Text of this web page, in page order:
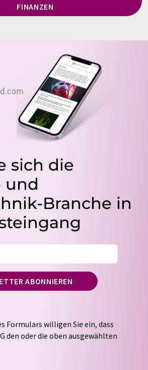
FINANZEN
sich die
und
Branche in
ABONNIEREN
Formulars willigen Sie ein, dass
den oder die oben ausgewählten
Ihre Daten werden